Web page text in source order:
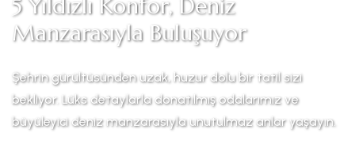
5 Yıldızlı Konfor, Deniz
Manzarasıyla Buluşuyor
Şehrin gürültüsünden uzak, huzur dolu bir tatil sizi
bekliyor. Lüks detaylarla donatılmış odalarımız ve
büyüleyici deniz manzarasıyla unutulmaz anlar yaşayın.